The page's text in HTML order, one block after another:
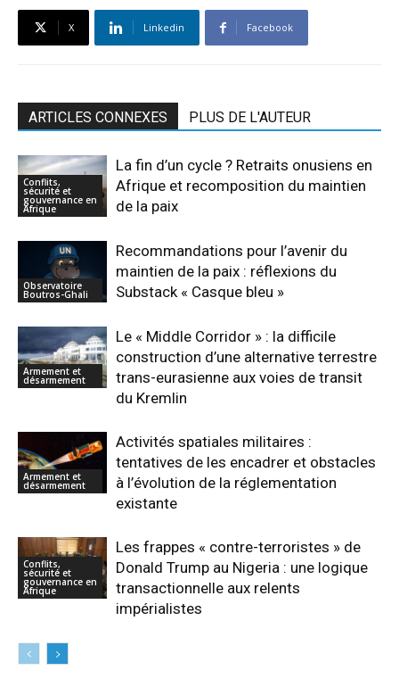
X Linkedin Facebook
ARTICLES CONNEXES PLUS DE L'AUTEUR
Conflits,
sécurité et
gouvernance en
Afrique
La fin d’un cycle ? Retraits onusiens en
Afrique et recomposition du maintien
de la paix
Observatoire
Boutros-Ghali
Recommandations pour l’avenir du
maintien de la paix : réflexions du
Substack « Casque bleu »
Armement et
désarmement
Le « Middle Corridor » : la difficile
construction d’une alternative terrestre
trans-eurasienne aux voies de transit
du Kremlin
Armement et
désarmement
Activités spatiales militaires :
tentatives de les encadrer et obstacles
à l’évolution de la réglementation
existante
Conflits,
sécurité et
gouvernance en
Afrique
Les frappes « contre-terroristes » de
Donald Trump au Nigeria : une logique
transactionnelle aux relents
impérialistes